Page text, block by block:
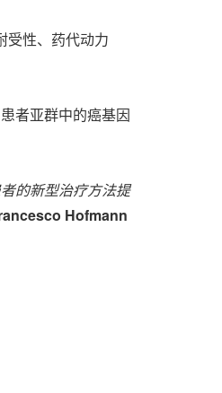
受性、药代动力
者亚群中的癌基因
的新型治疗方法提
Hofmann